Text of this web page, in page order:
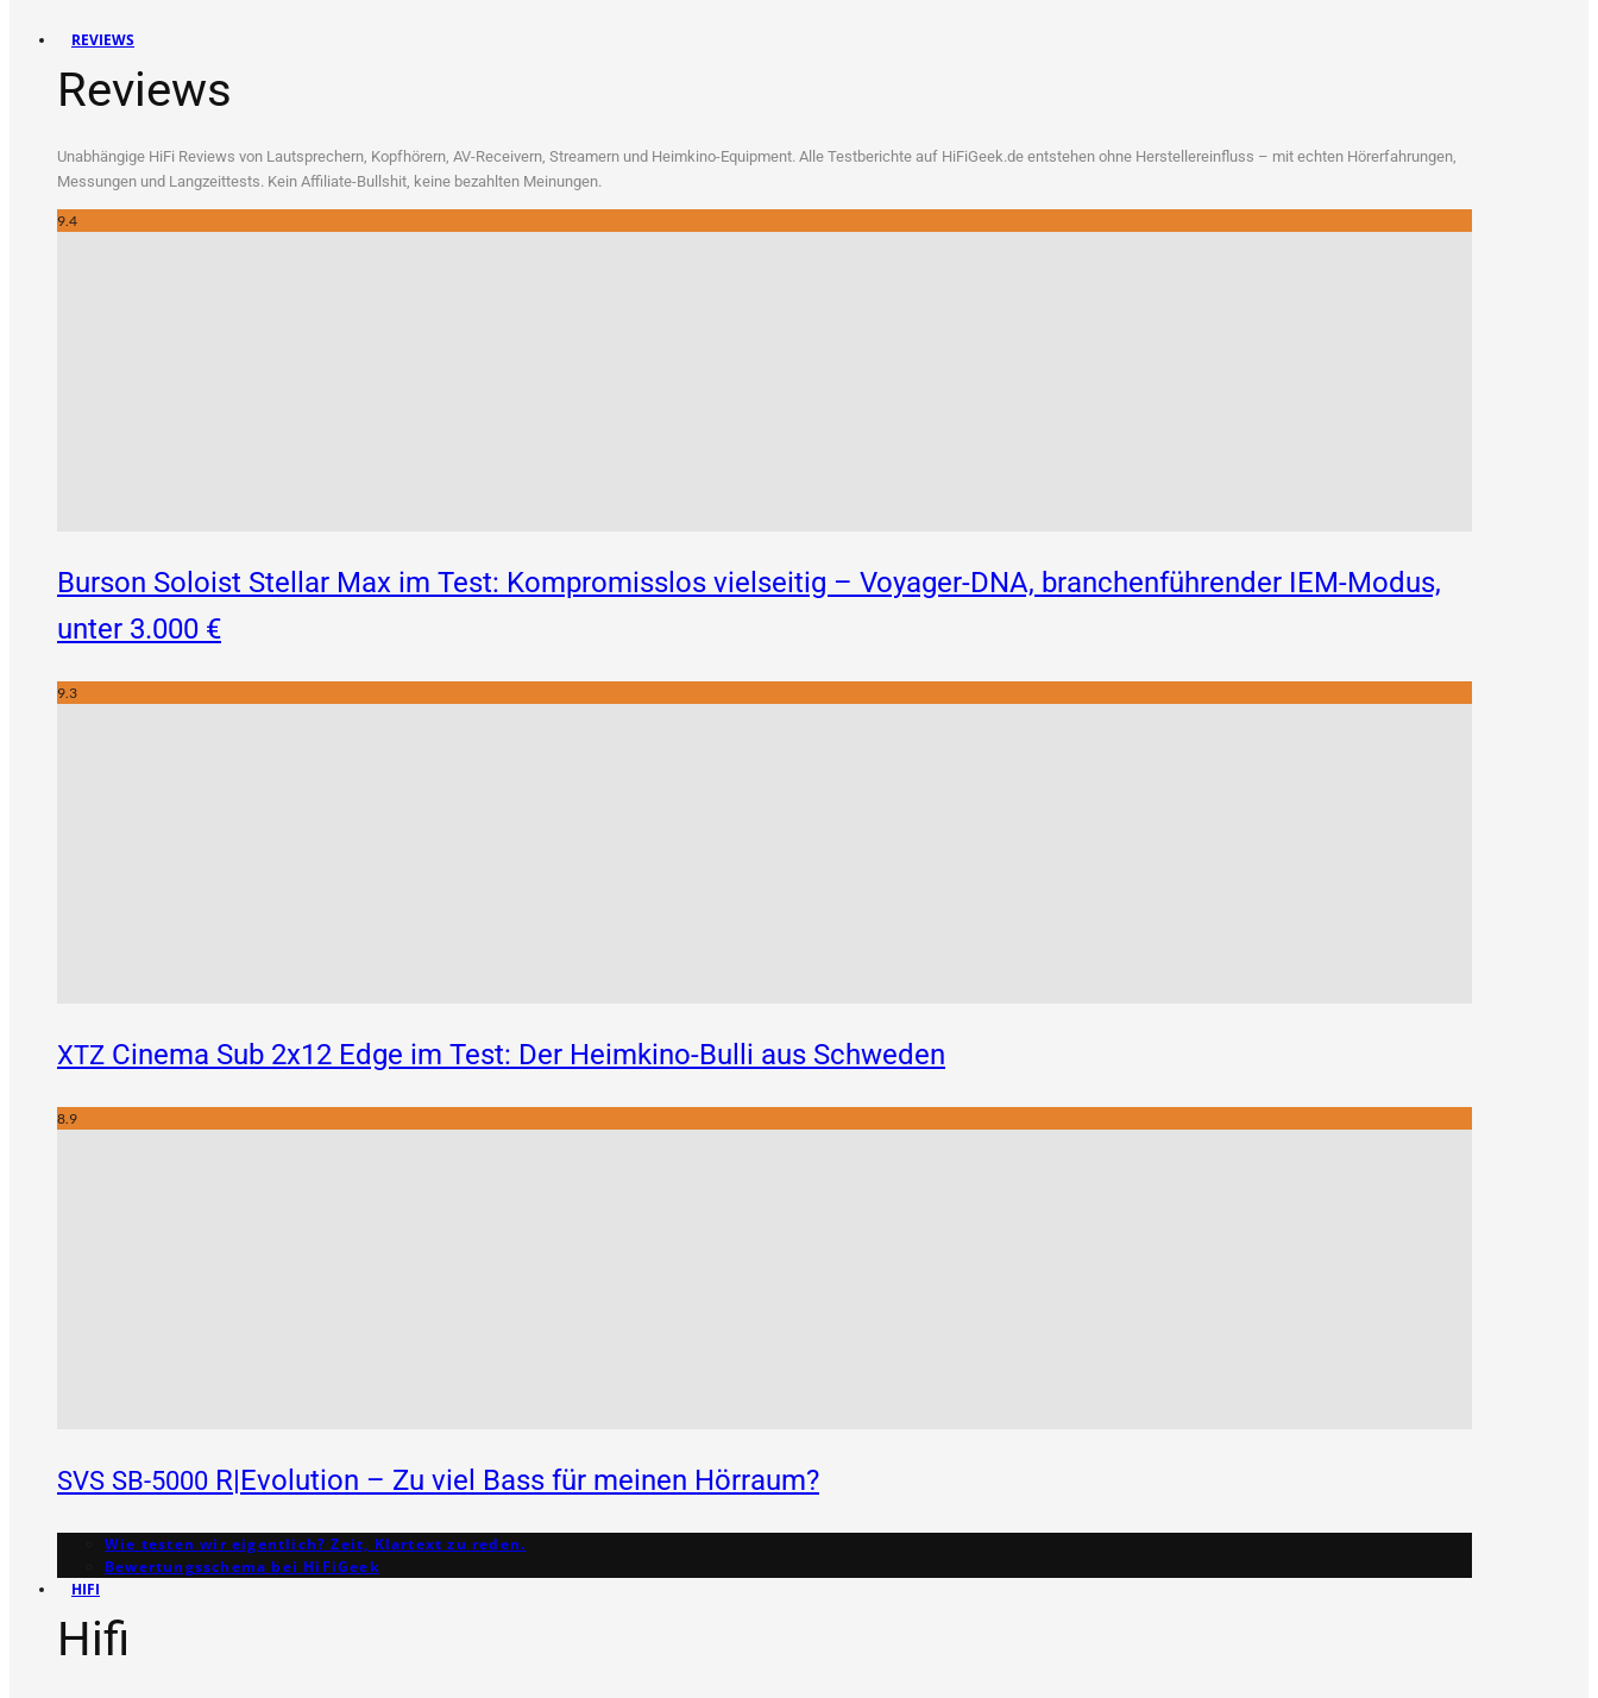
REVIEWS
Reviews
Unab­hän­gi­ge HiFi Reviews von Laut­spre­chern, Kopf­hö­rern, AV-Recei­vern, Strea­mern und Heim­ki­no-Equip­ment. Alle Test­be­rich­te auf HiFiGeek.de ent­ste­hen ohne Her­stel­ler­ein­fluss – mit ech­ten Hör­erfah­run­gen,
Mes­sun­gen und Lang­zeit­tests. Kein Affi­lia­te-Bull­shit, kei­ne bezahl­ten Meinungen.
9.4
Burson Soloist Stellar Max im Test: Kompromisslos vielseitig – Voyager-DNA, branchenführender IEM-Modus,
unter 3.000 €
9.3
XTZ Cinema Sub 2x12 Edge im Test: Der Heimkino-Bulli aus Schweden
8.9
SVS SB-5000 R|Evolution – Zu viel Bass für meinen Hörraum?
Wie testen wir eigentlich? Zeit, Klartext zu reden.
Bewertungs­schema bei HiFiGeek
HIFI
Hifi